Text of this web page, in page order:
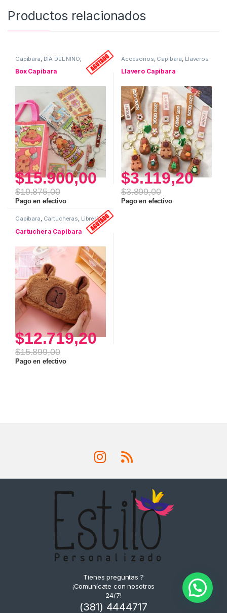
Productos relacionados
Capibara, DIA DEL NIÑO,
Box Capibara
$15.900,00
$19.875,00
Pago en efectivo
Accesorios, Capibara, Llaveros
Llavero Capibara
$3.119,20
$3.899,00
Pago en efectivo
Capibara, Cartucheras, Librería
Cartuchera Capibara
$12.719,20
$15.899,00
Pago en efectivo
Tienes preguntas ?
¡Comunícate con nosotros
24/7!
(381) 4444717